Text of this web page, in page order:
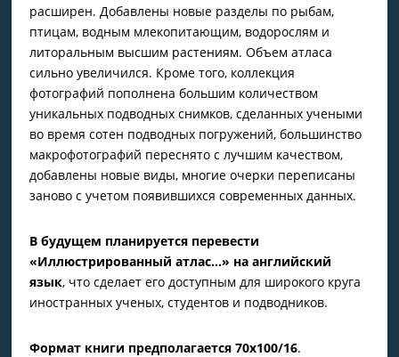
расширен. Добавлены новые разделы по рыбам,
птицам, водным млекопитающим, водорослям и
литоральным высшим растениям. Объем атласа
сильно увеличился. Кроме того, коллекция
фотографий пополнена большим количеством
уникальных подводных снимков, сделанных учеными
во время сотен подводных погружений, большинство
макрофотографий переснято с лучшим качеством,
добавлены новые виды, многие очерки переписаны
заново с учетом появившихся современных данных.
В будущем планируется перевести
«Иллюстрированный атлас…» на английский
язык, что сделает его доступным для широкого круга
иностранных ученых, студентов и подводников.
Формат книги предполагается 70х100/16.